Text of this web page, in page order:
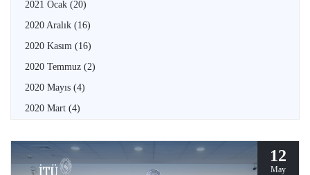
2021 Ocak (20)
2020 Aralık (16)
2020 Kasım (16)
2020 Temmuz (2)
2020 Mayıs (4)
2020 Mart (4)
12
May